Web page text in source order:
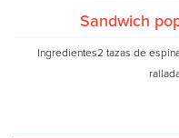
Sandwich
Ingredientes2 tazas de